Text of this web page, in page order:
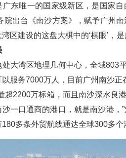
广东唯一的国家级新区，是国家
院出台《南沙方案》，赋予广州
区建设的这盘大棋中的‘棋眼’，
处大湾区地理几何中心，全域803
服务7000万人，目前广州南沙正
超2200万标箱，而且南沙深水良
沙一口通商的港口，就是南沙港
多条外贸航线通达全球300多个